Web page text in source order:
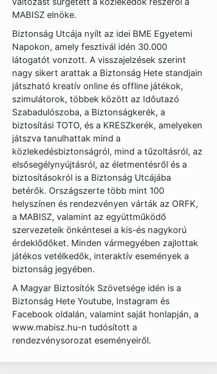
MABISZ elnöke.
Biztonság Utcája nyílt az idei BME Egyetemi
Napokon, amely fesztivál idén 30.000
látogatót vonzott. A visszajelzések szerint
nagy sikert arattak a Biztonság Hete standjain
játszható kreatív online és offline játékok,
szimulátorok, többek között az Időutazó
Szabadulószoba, a Biztonságkerék, a
biztosítási TOTO, és a KRESZkerék, amelyeken
játszva tanulhattak mind a
közlekedésbiztonságról, mind a tűzoltásról, az
elsősegélynyújtásról, az életmentésről és a
biztosításokról is a Biztonság Utcájába
betérők. Országszerte több mint 100
helyszínen és rendezvényen várták az ORFK,
a MABISZ, valamint az együttműködő
szervezeteik önkéntesei a kis-és nagykorú
érdeklődőket. Minden vármegyében zajlottak
játékos vetélkedők, interaktív események a
biztonság jegyében.
A Magyar Biztosítók Szövetsége idén is a
Biztonság Hete Youtube, Instagram és
Facebook oldalán, valamint saját honlapján, a
www.mabisz.hu-n tudósított a
rendezvénysorozat eseményeiről.